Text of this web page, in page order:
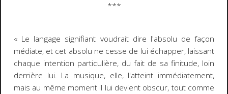
***
« Le langage signifiant voudrait dire l'absolu de façon
médiate, et cet absolu ne cesse de lui échapper, laissant
chaque intention particulière, du fait de sa finitude, loin
derrière lui. La musique, elle, l'atteint immédiatement,
mais au même moment il lui devient obscur, tout comme